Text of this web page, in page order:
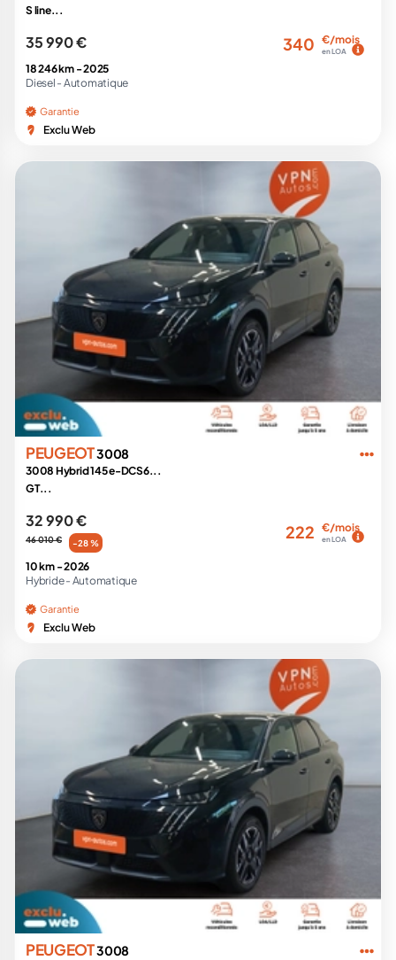
S line...
35 990 € 340 €/mois
en LOA
18 246 km -2025
Diesel - Automatique
Garantie
Exclu Web
PEUGEOT3008
3008 Hybrid 145 e-DCS6...
GT...
32 990 €
46 010 € -28 %
222 €/mois
en LOA
10 km -2026
Hybride - Automatique
Garantie
Exclu Web
PEUGEOT3008